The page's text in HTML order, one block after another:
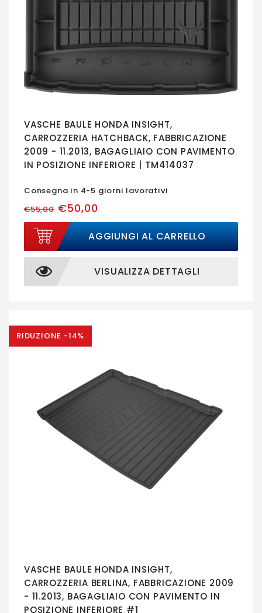
VASCHE BAULE HONDA INSIGHT,
CARROZZERIA HATCHBACK, FABBRICAZIONE
2009 - 11.2013, BAGAGLIAIO CON PAVIMENTO
IN POSIZIONE INFERIORE | TM414037
Consegna in 4-5 giorni lavorativi
€55,00€50,00
AGGIUNGI AL CARRELLO
VISUALIZZA DETTAGLI
RIDUZIONE -14%
VASCHE BAULE HONDA INSIGHT,
CARROZZERIA BERLINA, FABBRICAZIONE 2009
- 11.2013, BAGAGLIAIO CON PAVIMENTO IN
POSIZIONE INFERIORE #1